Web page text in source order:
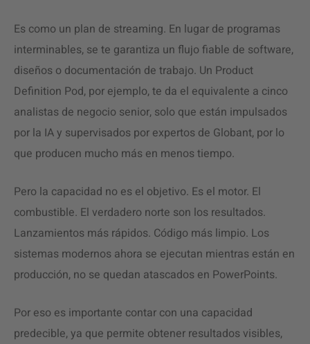
Es como un plan de streaming. En lugar de programas
interminables, se te garantiza un flujo fiable de software,
diseños o documentación de trabajo. Un Product
Definition Pod, por ejemplo, te da el equivalente a cinco
analistas de negocio senior, solo que están impulsados
por la IA y supervisados por expertos de Globant, por lo
que producen mucho más en menos tiempo.
Pero la capacidad no es el objetivo. Es el motor. El
combustible. El verdadero norte son los resultados.
Lanzamientos más rápidos. Código más limpio. Los
sistemas modernos ahora se ejecutan mientras están en
producción, no se quedan atascados en PowerPoints.
Por eso es importante contar con una capacidad
predecible, ya que permite obtener resultados visibles,